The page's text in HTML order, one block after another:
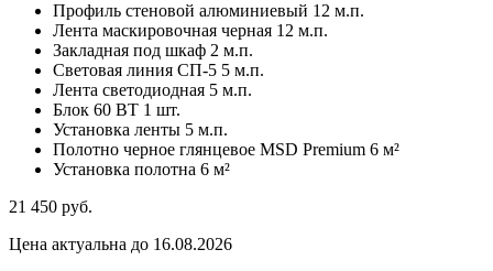
Профиль стеновой алюминиевый 12 м.п.
Лента маскировочная черная 12 м.п.
Закладная под шкаф 2 м.п.
Световая линия СП-5 5 м.п.
Лента светодиодная 5 м.п.
Блок 60 ВТ 1 шт.
Установка ленты 5 м.п.
Полотно черное глянцевое MSD Premium 6 м²
Установка полотна 6 м²
21 450 руб.
Цена актуальна до 16.08.2026